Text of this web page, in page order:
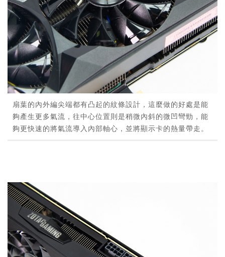
扇葉的內外編尖端都有凸起的紋條設計，這麼做的好處是能
夠產生更多氣流，往中心位置則是稍微內斜的微凹彎勁，能
夠更快速的將氣流導入內部軸心，並將顯示卡的熱量帶走。